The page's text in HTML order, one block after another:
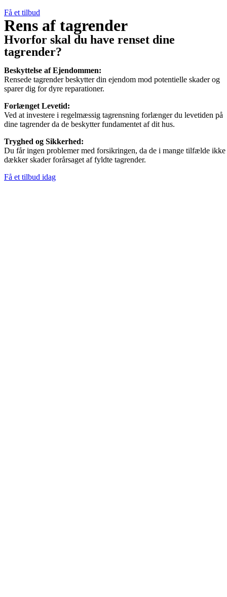
Få et tilbud
Rens af tagrender
Hvorfor skal du have renset dine
tagrender?
Beskyttelse af Ejendommen:
Rensede tagrender beskytter din ejendom mod potentielle skader og
sparer dig for dyre reparationer.
Forlænget Levetid:
Ved at investere i regelmæssig tagrensning forlænger du levetiden på
dine tagrender da de beskytter fundamentet af dit hus.
Tryghed og Sikkerhed:
Du får ingen problemer med forsikringen, da de i mange tilfælde ikke
dækker skader forårsaget af fyldte tagrender.
Få et tilbud idag